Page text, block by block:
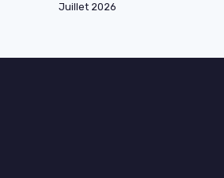
Juillet 2026